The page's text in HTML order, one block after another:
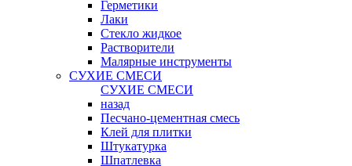
Герметики
Лаки
Стекло жидкое
Растворители
Малярные инструменты
СУХИЕ СМЕСИ
СУХИЕ СМЕСИ
назад
Песчано-цементная смесь
Клей для плитки
Штукатурка
Шпатлевка